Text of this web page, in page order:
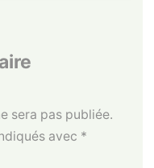
sera pas publiée.
avec *